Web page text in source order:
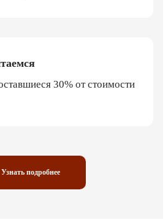
30% от стоимости
Узнать подробнее